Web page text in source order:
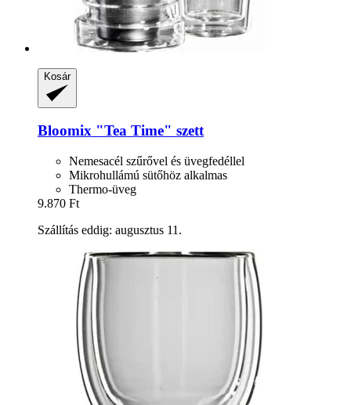
Kosár
Bloomix "Tea Time" szett
Nemesacél szűrővel és üvegfedéllel
Mikrohullámú sütőhöz alkalmas
Thermo-üveg
9.870 Ft
Szállítás eddig: augusztus 11.